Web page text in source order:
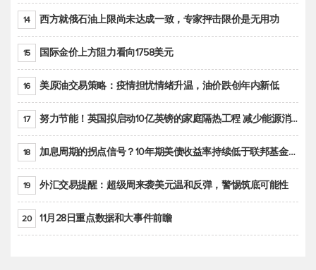
14 西方就俄石油上限尚未达成一致，专家抨击限价是无用功
15 国际金价上方阻力看向1758美元
16 美原油交易策略：疫情担忧情绪升温，油价跌创年内新低
17 努力节能！英国拟启动10亿英镑的家庭隔热工程 减少能源消耗
18 加息周期的拐点信号？10年期美债收益率持续低于联邦基金利率目标区间
19 外汇交易提醒：超级周来袭美元温和反弹，警惕筑底可能性
20 11月28日重点数据和大事件前瞻